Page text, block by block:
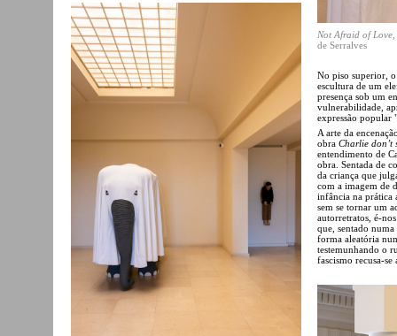
Not Afraid of Love
de Serralves
No piso superior,
escultura de um
presença sob um
vulnerabilidade,
expressão popular
A arte da
obra Charlie don’t
entendimento de
obra. Sentada de
da criança que
com a imagem de
infância na prática
sem se tornar um
autorretratos, é-
que, sentado
forma aleatória
testemunhando o
fascismo recusa-